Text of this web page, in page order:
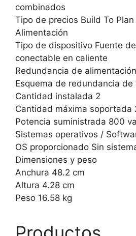
combinados
Tipo de precios Build To Plan
Alimentación
Tipo de dispositivo Fuente
conectable en caliente
Redundancia de
Esquema de redundancia de
Cantidad instalada 2
Cantidad máxima soportada
Potencia suministrada 800
Sistemas operativos /
OS proporcionado Sin
Dimensiones y peso
Anchura 48.2 cm
Altura 4.28 cm
Peso 16.58 kg